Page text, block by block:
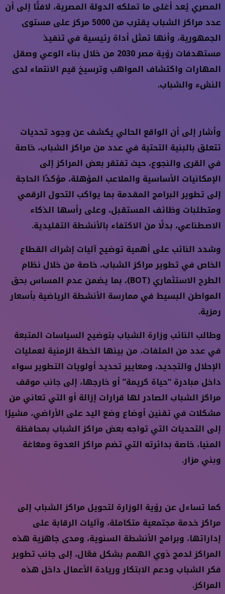
المصري يُعد أغلى ما تملكه الدولة المصرية، لافتًا إلى أن
عدد مراكز الشباب يقترب من 5000 مركز على مستوى
الجمهورية، وأنها تمثل أداة رئيسية في تنفيذ
مستهدفات رؤية مصر 2030 من خلال بناء الوعي وصقل
المهارات واكتشاف المواهب وترسيخ قيم الانتماء لدى
النشء والشباب.
وأشار إلى أن الواقع الحالي يكشف عن وجود تحديات
تتعلق بالبنية التحتية في عدد من مراكز الشباب، خاصة
في القرى والنجوع، حيث تفتقر بعض المراكز إلى
الإمكانيات الأساسية والملاعب المؤهلة، مؤكدًا الحاجة
إلى تطوير البرامج المقدمة بما يواكب التحول الرقمي
ومتطلبات وظائف المستقبل، وعلى رأسها الذكاء
الاصطناعي، بدلًا من الاكتفاء بالأنشطة التقليدية.
وشدد النائب على أهمية توضيح آليات إشراك القطاع
الخاص في تطوير مراكز الشباب، خاصة من خلال نظام
الطرح الاستثماري (BOT)، بما يضمن عدم المساس بحق
المواطن البسيط في ممارسة الأنشطة الرياضية بأسعار
رمزية.
وطالب النائب وزارة الشباب بتوضيح السياسات المتبعة
في عدد من الملفات، من بينها الخطة الزمنية لعمليات
الإحلال والتجديد، ومعايير تحديد أولويات التطوير سواء
داخل مبادرة “حياة كريمة” أو خارجها، إلى جانب موقف
مراكز الشباب الصادر لها قرارات إزالة أو التي تعاني من
مشكلات في تقنين أوضاع وضع اليد على الأراضي، مشيرًا
إلى التحديات التي تواجه بعض مراكز الشباب بمحافظة
المنيا، خاصة بدائرته التي تضم مراكز العدوة ومغاغة
وبني مزار.
كما تساءل عن رؤية الوزارة لتحويل مراكز الشباب إلى
مراكز خدمة مجتمعية متكاملة، وآليات الرقابة على
إداراتها، وبرامج الأنشطة السنوية، ومدى جاهزية هذه
المراكز لدمج ذوي الهمم بشكل فعّال، إلى جانب تطوير
فكر الشباب ودعم الابتكار وريادة الأعمال داخل هذه
المراكز.